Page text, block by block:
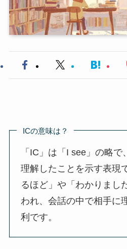
ICの意味は？
「IC」は「I see」の略
理解したことを示す表現
るほど」や「わかりまし
われ、会話の中で相手に
利です。